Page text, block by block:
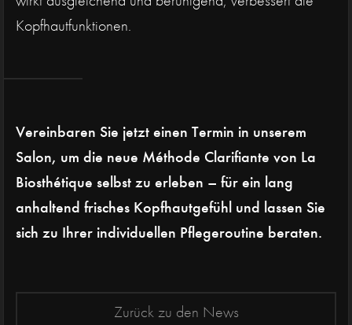
Kopfhautfunktionen.
Vereinbaren Sie jetzt einen Termin in unserem
Salon, um die neue Méthode Clarifiante von La
Biosthétique selbst zu erleben – für ein lang
anhaltend frisches Kopfhautgefühl und lassen Sie
sich zu Ihrer individuellen Pflegeroutine beraten.
Zurück zu den News